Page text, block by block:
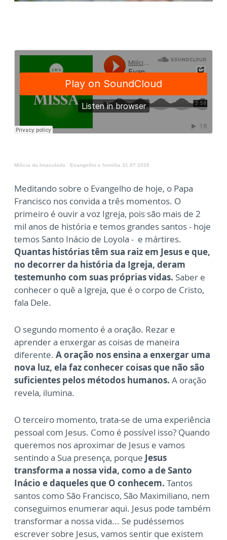
Milícia da Imaculada · Evangelho e homilia 31 07 2020
Meditando sobre o Evangelho de hoje, o Papa
Francisco nos convida a três momentos. O
primeiro é ouvir a voz Igreja, pois são mais de 2
mil anos de história e temos grandes santos - hoje
temos Santo Inácio de Loyola - e mártires.
Quantas histórias têm sua raiz em Jesus e que,
no decorrer da história da Igreja, deram
testemunho com suas próprias vidas. Saber e
conhecer o quê a Igreja, que é o corpo de Cristo,
fala Dele.
O segundo momento é a oração. Rezar e
aprender a enxergar as coisas de maneira
diferente. A oração nos ensina a enxergar uma
nova luz, ela faz conhecer coisas que não são
suficientes pelos métodos humanos. A oração
revela, ilumina.
O terceiro momento, trata-se de uma experiência
pessoal com Jesus. Como é possível isso? Quando
queremos nos aproximar de Jesus e vamos
sentindo a Sua presença, porque Jesus
transforma a nossa vida, como a de Santo
Inácio e daqueles que O conhecem. Tantos
santos como São Francisco, São Maximiliano, nem
conseguimos enumerar aqui. Jesus pode também
transformar a nossa vida... Se pudéssemos
escrever sobre Jesus, vamos sentir que existem